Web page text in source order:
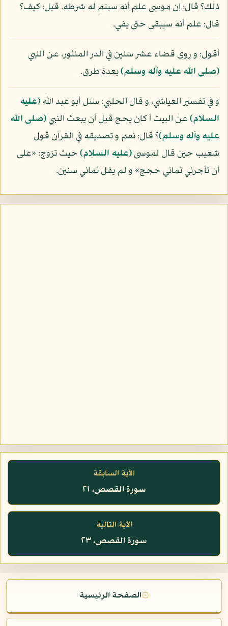
ذلك؟ قال: إن موسى علم أنه سيتم له شرطه. قيل: كيف؟
قال: علم أنه سيبقى حتى يفي.
أقول: و روى قضاء عشر سنين في الدر المنثور، عن النبي
(صلى الله عليه وآله وسلم)بعدة طرق.
و في تفسير العياشي، و قال الحلبي: سئل أبو عبد الله(عليه
السلام)عن البيت أ كان يحج قبل أن يبعث النبي(صلى الله
عليه وآله وسلم)؟ قال: نعم و تصديقه في القرآن قول
شعيب حين قال لموسى(عليه السلام)حيث تزوج: «على
أن تأجرني ثماني حجج» و لم يقل ثماني سنين.
الآية السابقة
سورة القصص، ٢١
الآية التالية
سورة القصص، ٢٣
۞الصفحة الرئيسية